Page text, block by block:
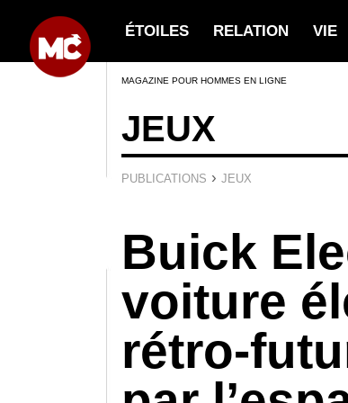
ÉTOILES RELATION VIE
MAGAZINE POUR HOMMES EN LIGNE
JEUX
PUBLICATIONS › JEUX
Buick
voiture
rétro-